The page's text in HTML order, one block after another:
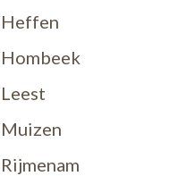
Heffen
Hombeek
Leest
Muizen
Rijmenam